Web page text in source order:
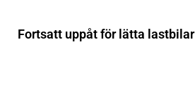
Fortsatt uppåt för lätta lastbilar